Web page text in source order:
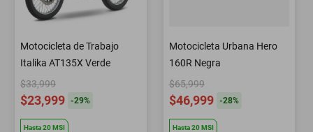
Motocicleta de Trabajo
Italika AT135X Verde
$33,999
$23,999 -29%
Hasta20MSI
Motocicleta Urbana Hero
160R Negra
$65,999
$46,999 -28%
Hasta20MSI